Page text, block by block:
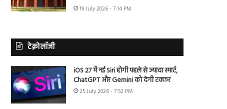
19 July 2026 - 7:14 PM
टेक्नोलॉजी
iOS 27 में नई Siri होगी पहले से ज्यादा स्मार्ट,
ChatGPT और Gemini को देगी टक्कर
25 July 2026 - 7:52 PM